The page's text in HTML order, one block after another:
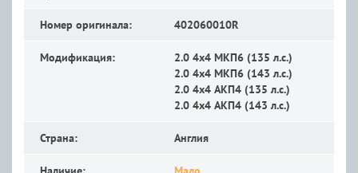
Номер оригинала: 402060010R
Модификация:
2.0 4x4 MКП6 (135 л.с.)
2.0 4x4 MКП6 (143 л.с.)
2.0 4x4 АКП4 (135 л.с.)
2.0 4x4 АКП4 (143 л.с.)
Страна: Англия